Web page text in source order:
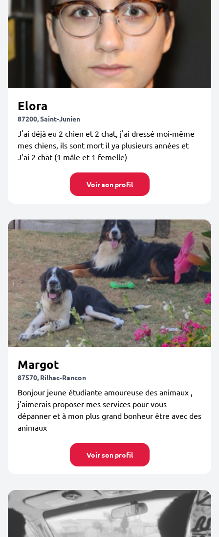
Elora
87200, Saint-Junien
J'ai déjà eu 2 chien et 2 chat, j'ai dressé moi-même
mes chiens, ils sont mort il ya plusieurs années et
J'ai 2 chat (1 mâle et 1 femelle)
Voir son profil
Margot
87570, Rilhac-Rancon
Bonjour jeune étudiante amoureuse des animaux ,
j’aimerais proposer mes services pour vous
dépanner et à mon plus grand bonheur être avec des
animaux
Voir son profil